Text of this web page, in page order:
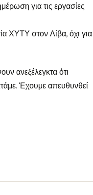
για τις εργασίες
ΧΥΤΥ στον Λίβα, όχι για
ανεξέλεγκτα ότι
Έχουμε απευθυνθεί